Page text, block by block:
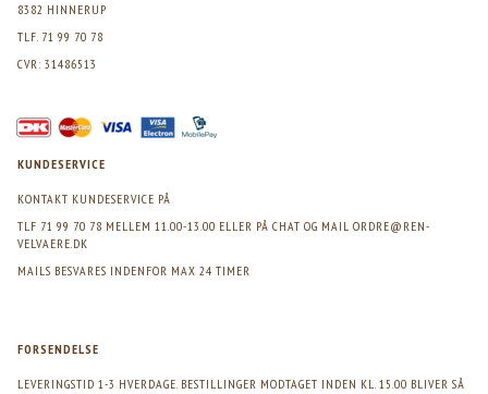
8382 HINNERUP
TLF. 71 99 70 78
CVR: 31486513
KUNDESERVICE
KONTAKT KUNDESERVICE PÅ
TLF 71 99 70 78 MELLEM 11.00-13.00 ELLER PÅ CHAT OG MAIL ORDRE@REN-
VELVAERE.DK
MAILS BESVARES INDENFOR MAX 24 TIMER
FORSENDELSE
LEVERINGSTID 1-3 HVERDAGE. BESTILLINGER MODTAGET INDEN KL. 15.00 BLIVER SÅ